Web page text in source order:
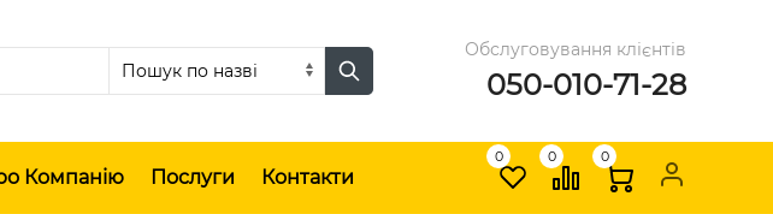
Обслуговування клієнтів
050-010-71-28
Компанію Послуги Контакти
0 0 0